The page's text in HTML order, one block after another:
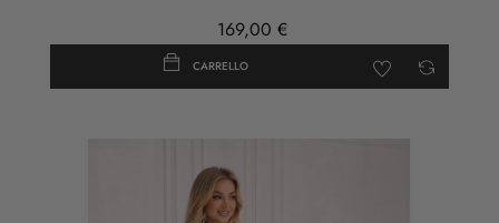
169,00 €
CARRELLO